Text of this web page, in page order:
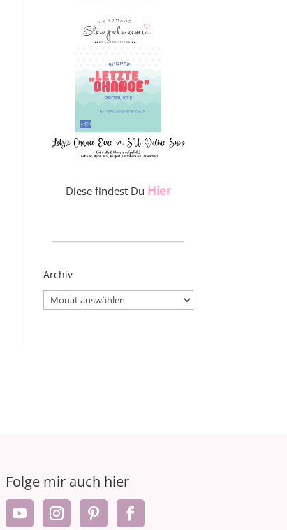
Diese findest Du Hier
Archiv
Archiv
Folge mir auch hier